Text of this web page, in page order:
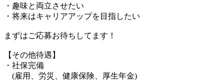
・趣味と両立させたい
・将来はキャリアアップを目指したい
まずはご応募お待ちしてます！
【その他待遇】
・社保完備
(雇用、労災、健康保険、厚生年金)